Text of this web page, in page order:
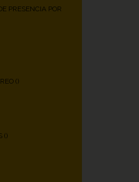
PRESENCIA POR
()
()